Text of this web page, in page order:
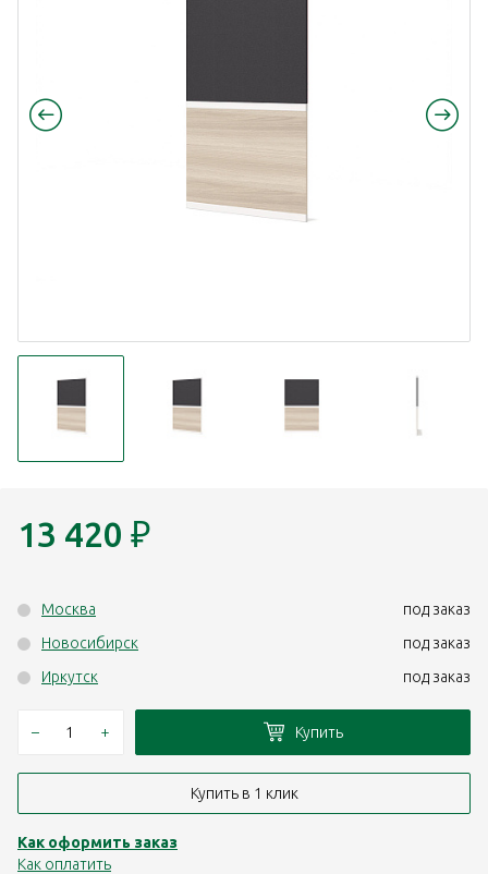
13 420 ₽
Москва
под заказ
Новосибирск
под заказ
Иркутск
под заказ
– + Купить
Купить в 1 клик
Как оформить заказ
Как оплатить